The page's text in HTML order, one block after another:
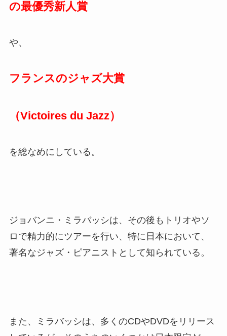
の最優秀新人賞
や、
フランスのジャズ大賞
（Victoires du Jazz）
を総なめにしている。
ジョバンニ・ミラバッシは、その後もトリオやソ
ロで精力的にツアーを行い、特に日本において、
著名なジャズ・ピアニストとして知られている。
また、ミラバッシは、多くのCDやDVDをリリース